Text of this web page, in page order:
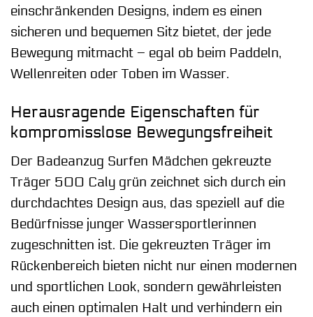
einschränkenden Designs, indem es einen
sicheren und bequemen Sitz bietet, der jede
Bewegung mitmacht – egal ob beim Paddeln,
Wellenreiten oder Toben im Wasser.
Herausragende Eigenschaften für
kompromisslose Bewegungsfreiheit
Der Badeanzug Surfen Mädchen gekreuzte
Träger 500 Caly grün zeichnet sich durch ein
durchdachtes Design aus, das speziell auf die
Bedürfnisse junger Wassersportlerinnen
zugeschnitten ist. Die gekreuzten Träger im
Rückenbereich bieten nicht nur einen modernen
und sportlichen Look, sondern gewährleisten
auch einen optimalen Halt und verhindern ein